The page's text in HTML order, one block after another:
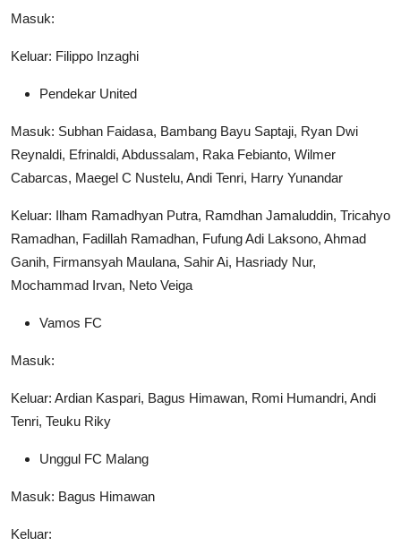
Masuk:
Keluar: Filippo Inzaghi
Pendekar United
Masuk: Subhan Faidasa, Bambang Bayu Saptaji, Ryan Dwi
Reynaldi, Efrinaldi, Abdussalam, Raka Febianto, Wilmer
Cabarcas, Maegel C Nustelu, Andi Tenri, Harry Yunandar
Keluar: Ilham Ramadhyan Putra, Ramdhan Jamaluddin, Tricahyo
Ramadhan, Fadillah Ramadhan, Fufung Adi Laksono, Ahmad
Ganih, Firmansyah Maulana, Sahir Ai, Hasriady Nur,
Mochammad Irvan, Neto Veiga
Vamos FC
Masuk:
Keluar: Ardian Kaspari, Bagus Himawan, Romi Humandri, Andi
Tenri, Teuku Riky
Unggul FC Malang
Masuk: Bagus Himawan
Keluar: